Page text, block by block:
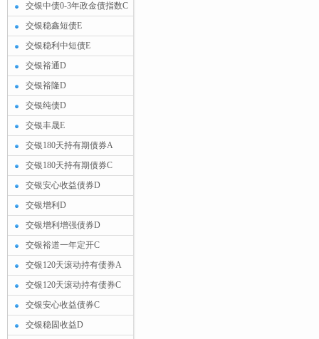
交银中债0-3年政金债指数C
交银稳鑫短债E
交银稳利中短债E
交银裕通D
交银裕隆D
交银纯债D
交银丰晟E
交银180天持有期债券A
交银180天持有期债券C
交银安心收益债券D
交银增利D
交银增利增强债券D
交银裕道一年定开C
交银120天滚动持有债券A
交银120天滚动持有债券C
交银安心收益债券C
交银稳固收益D